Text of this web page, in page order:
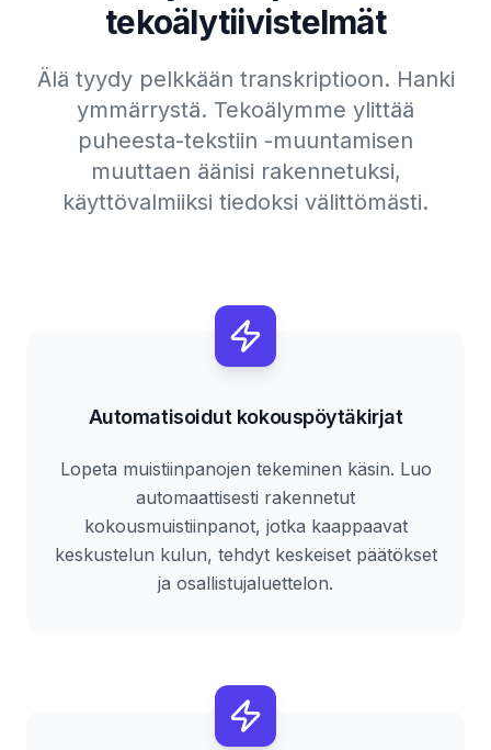
tekoälytiivistelmät
Älä tyydy pelkkään transkriptioon. Hanki
ymmärrystä. Tekoälymme ylittää
puheesta-tekstiin -muuntamisen
muuttaen äänisi rakennetuksi,
käyttövalmiiksi tiedoksi välittömästi.
Automatisoidut kokouspöytäkirjat
Lopeta muistiinpanojen tekeminen käsin. Luo
automaattisesti rakennetut
kokousmuistiinpanot, jotka kaappaavat
keskustelun kulun, tehdyt keskeiset päätökset
ja osallistujaluettelon.